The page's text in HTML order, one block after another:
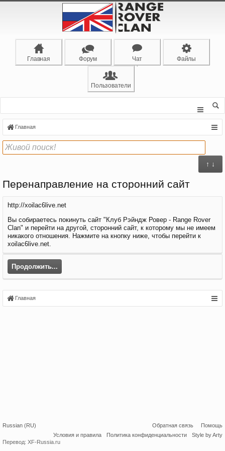
Главная Форум Чат Файлы
Пользователи
Главная
↑ ↓
Перенаправление на сторонний сайт
http://xoilac6live.net
Вы собираетесь покинуть сайт "Клуб Рэйндж Ровер - Range Rover
Clan" и перейти на другой, сторонний сайт, к которому мы не имеем
никакого отношения. Нажмите на кнопку ниже, чтобы перейти к
xoilac6live.net.
Продолжить...
Главная
Russian (RU) Обратная связь
Помощь
Условия и правила
Политика конфиденциальности
Style by Arty
Перевод: XF-Russia.ru